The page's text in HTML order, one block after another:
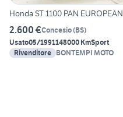
Honda ST 1100 PAN EUROPEAN
2.600 €Concesio(BS)
Usato05/1991148000 KmSport
Rivenditore BONTEMPI MOTO